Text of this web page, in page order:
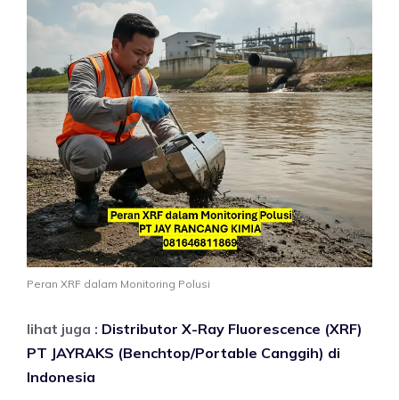
Peran XRF dalam Monitoring Polusi
lihat juga : Distributor X-Ray Fluorescence (XRF)
PT JAYRAKS (Benchtop/Portable Canggih) di
Indonesia